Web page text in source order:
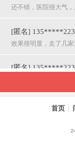
还不错，医院很大气，
[匿名] 135*****223
效果很明显，走了几
[匿名] 135*****223
呵呵，就是屌，你们
[匿名]
首页 |